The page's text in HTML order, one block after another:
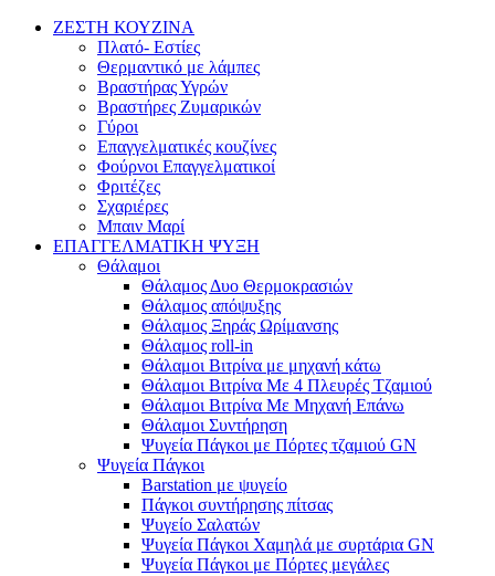
ΖΕΣΤΗ ΚΟΥΖΙΝΑ
Πλατό- Εστίες
Θερμαντικό με λάμπες
Βραστήρας Υγρών
Βραστήρες Ζυμαρικών
Γύροι
Επαγγελματικές κουζίνες
Φούρνοι Επαγγελματικοί
Φριτέζες
Σχαριέρες
Μπαιν Μαρί
ΕΠΑΓΓΕΛΜΑΤΙΚΗ ΨΥΞΗ
Θάλαμοι
Θάλαμος Δυο Θερμοκρασιών
Θάλαμος απόψυξης
Θάλαμος Ξηράς Ωρίμανσης
Θάλαμος roll-in
Θάλαμοι Βιτρίνα με μηχανή κάτω
Θάλαμοι Βιτρίνα Με 4 Πλευρές Τζαμιού
Θάλαμοι Βιτρίνα Με Μηχανή Επάνω
Θάλαμοι Συντήρηση
Ψυγεία Πάγκοι με Πόρτες τζαμιού GN
Ψυγεία Πάγκοι
Barstation με ψυγείο
Πάγκοι συντήρησης πίτσας
Ψυγείο Σαλατών
Ψυγεία Πάγκοι Χαμηλά με συρτάρια GN
Ψυγεία Πάγκοι με Πόρτες μεγάλες